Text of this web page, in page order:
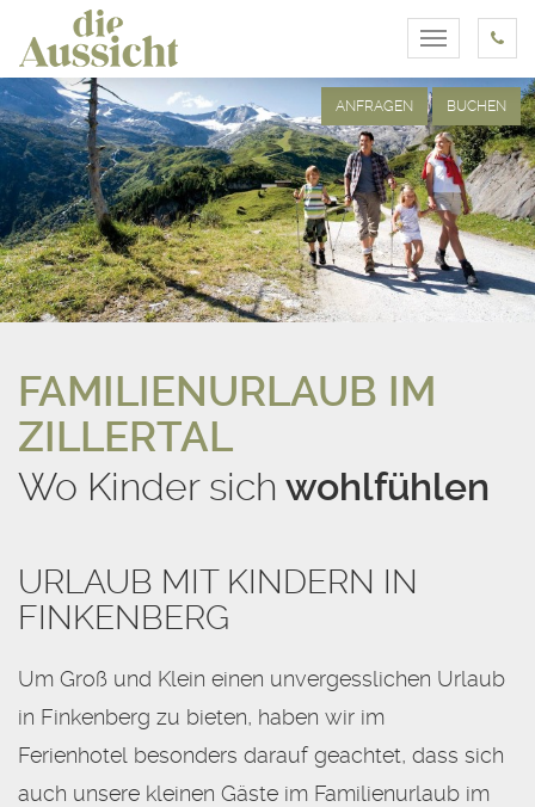
ANFRAGEN BUCHEN
FAMILIENURLAUB IM
ZILLERTAL
Wo Kinder sich wohlfühlen
URLAUB MIT KINDERN IN
FINKENBERG
Um Groß und Klein einen unvergesslichen Urlaub
in Finkenberg zu bieten, haben wir im
Ferienhotel besonders darauf geachtet, dass sich
auch unsere kleinen Gäste im Familienurlaub im
Toggle
navigation